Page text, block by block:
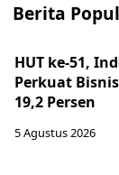
Berita
HUT ke-51,
Perkuat
19,2 Persen
5 Agustus 2026